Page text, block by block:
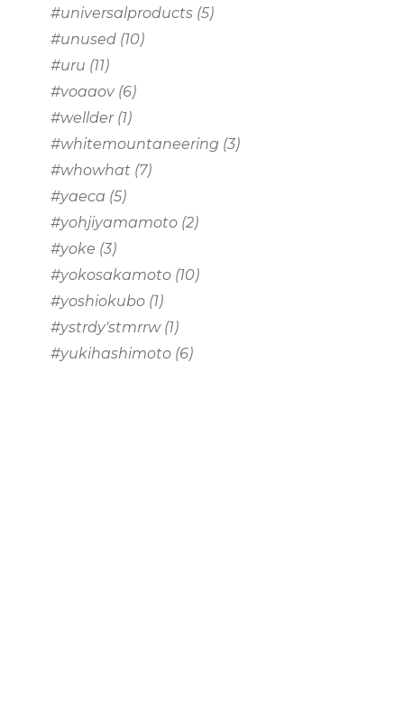
#universalproducts (5)
#unused (10)
#uru (11)
#voaaov(6)
#wellder(1)
#whitemountaneering (3)
#whowhat (7)
#yaeca (5)
#yohjiyamamoto (2)
#yoke (3)
#yokosakamoto (10)
#yoshiokubo (1)
#ystrdy'stmrrw(1)
#yukihashimoto (6)